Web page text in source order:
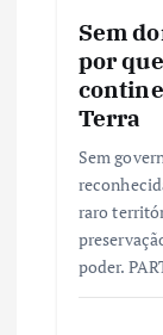
Sem
por
Terra
Sem
raro
poder.